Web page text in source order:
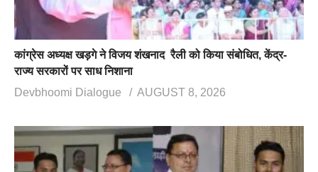
कांग्रेस अध्यक्ष खड़गे ने विजय शंखनाद रैली को किया संबोधित, केंद्र-
राज्य सरकारों पर साध निशाना
Devbhoomi Dialogue
AUGUST 8, 2026